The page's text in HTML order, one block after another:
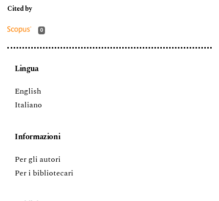
0
Lingua
English
Italiano
Informazioni
Per gli autori
Per i bibliotecari